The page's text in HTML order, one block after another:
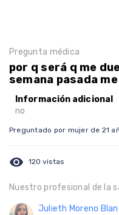
Pregunta médica
por q será q me
semana pasada
Información adicional
no
Preguntado por mujer de 21
visibility 120 vistas
Nuestro profesional de la
Julieth Moreno